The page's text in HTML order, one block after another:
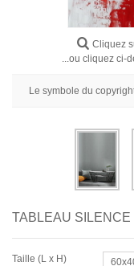
Par Pièce
Cliquez
...ou cliquez ci-
Le symbole du
TABLEAU
Taille (L x H)